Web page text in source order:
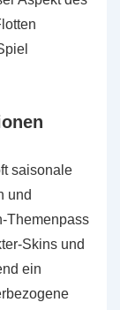
saisonale
und
Themenpass
Skins und
ein